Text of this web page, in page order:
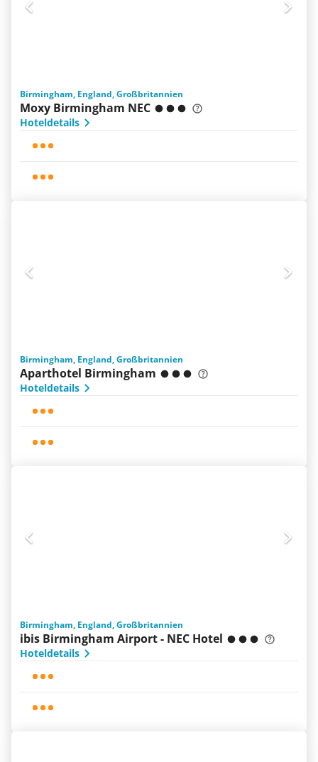
Birmingham, England, Großbritannien
Moxy Birmingham NEC
Hoteldetails
Birmingham, England, Großbritannien
Aparthotel Birmingham
Hoteldetails
Birmingham, England, Großbritannien
ibis Birmingham Airport - NEC Hotel
Hoteldetails